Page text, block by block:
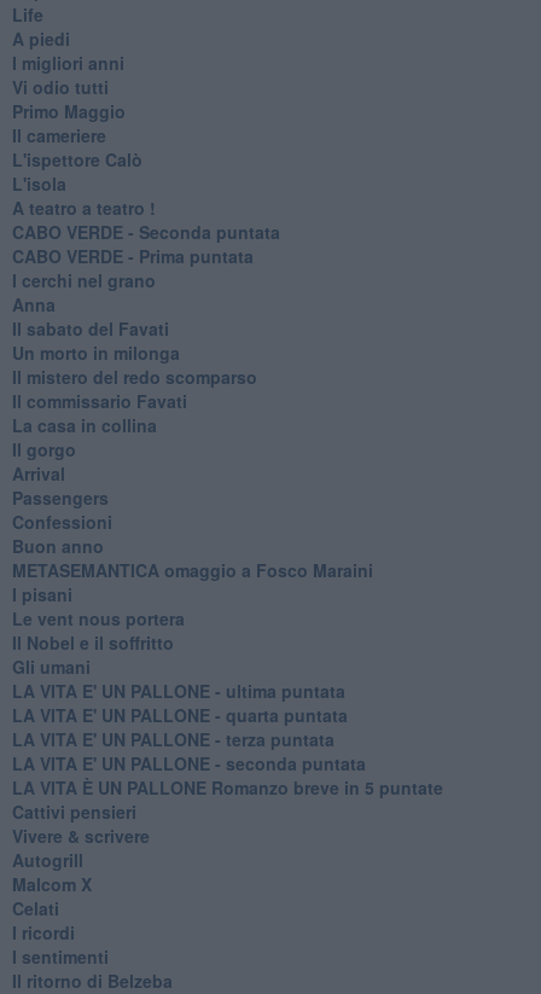
Life
A piedi
I migliori anni
Vi odio tutti
Primo Maggio
Il cameriere
L'ispettore Calò
L'isola
A teatro a teatro !
CABO VERDE - Seconda puntata
CABO VERDE - Prima puntata
I cerchi nel grano
Anna
Il sabato del Favati
Un morto in milonga
Il mistero del redo scomparso
Il commissario Favati
La casa in collina
Il gorgo
Arrival
Passengers
Confessioni
Buon anno
METASEMANTICA omaggio a Fosco Maraini
I pisani
Le vent nous portera
Il Nobel e il soffritto
Gli umani
LA VITA E' UN PALLONE - ultima puntata
LA VITA E' UN PALLONE - quarta puntata
LA VITA E' UN PALLONE - terza puntata
LA VITA E' UN PALLONE - seconda puntata
LA VITA È UN PALLONE Romanzo breve in 5 puntate
Cattivi pensieri
Vivere & scrivere
Autogrill
Malcom X
Celati
I ricordi
I sentimenti
Il ritorno di Belzeba